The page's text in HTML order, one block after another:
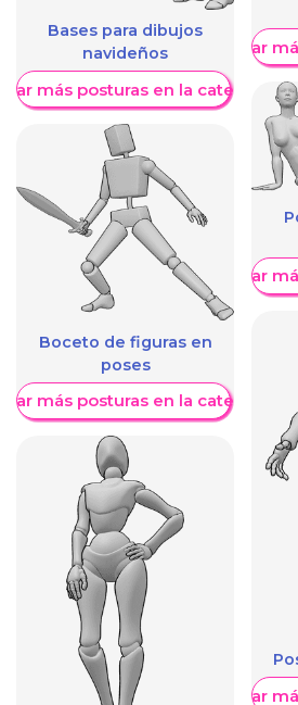
Bases para dibujos
navideños
más posturas en la categoría
Boceto de figuras en
poses
más posturas en la categoría
Mostrar
Mostrar
Mostrar